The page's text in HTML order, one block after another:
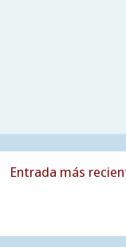
Entrada más